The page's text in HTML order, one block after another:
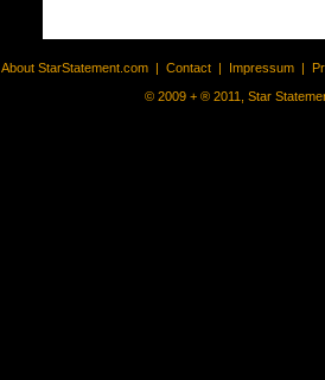
About StarStatement.com | Contact | Impressum |
© 2009 + ® 2011, Star